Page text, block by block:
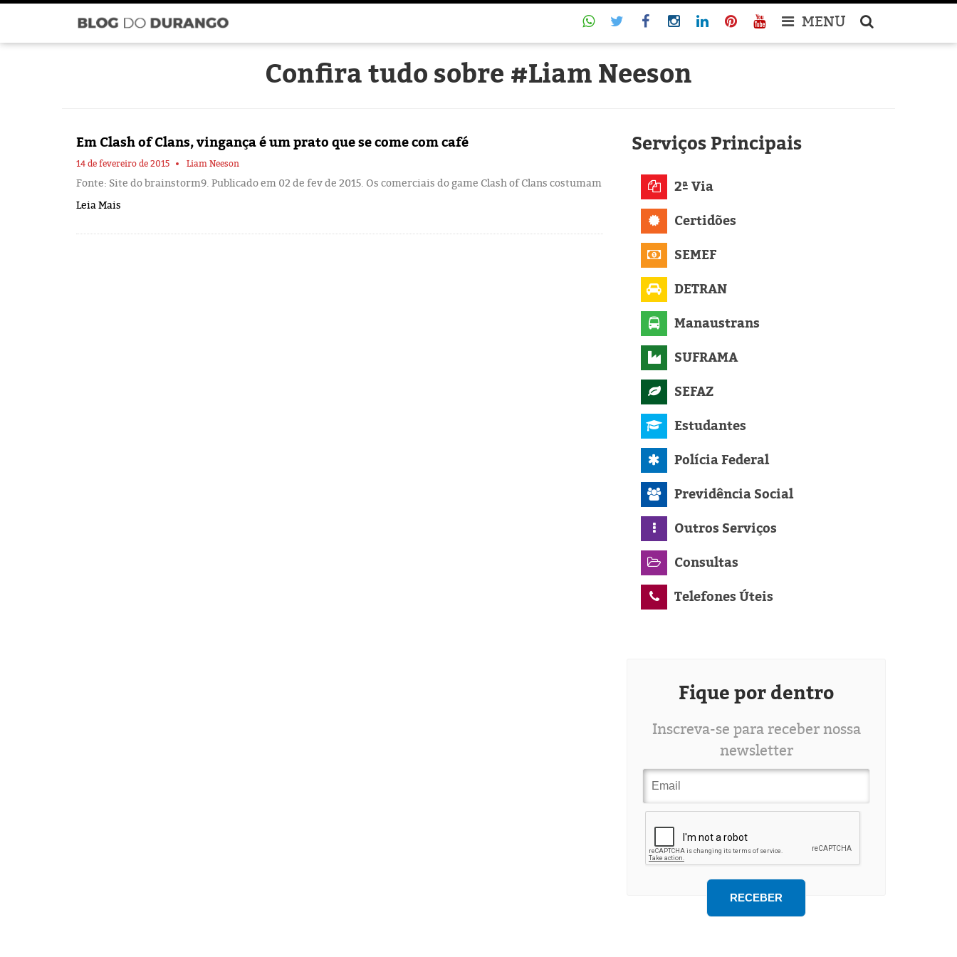
MENU
Confira tudo sobre #Liam Neeson
Em Clash of Clans, vingança é um prato que se come com café
14 de fevereiro de 2015 Liam Neeson
Fonte: Site do brainstorm9. Publicado em 02 de fev de 2015. Os comerciais do game Clash of Clans costumam
Leia Mais
ServiçosPrincipais
2ª Via
Certidões
SEMEF
DETRAN
Manaustrans
SUFRAMA
SEFAZ
Estudantes
Polícia Federal
Previdência Social
Outros Serviços
Consultas
Telefones Úteis
Fique por dentro
Inscreva-se para receber nossa
newsletter